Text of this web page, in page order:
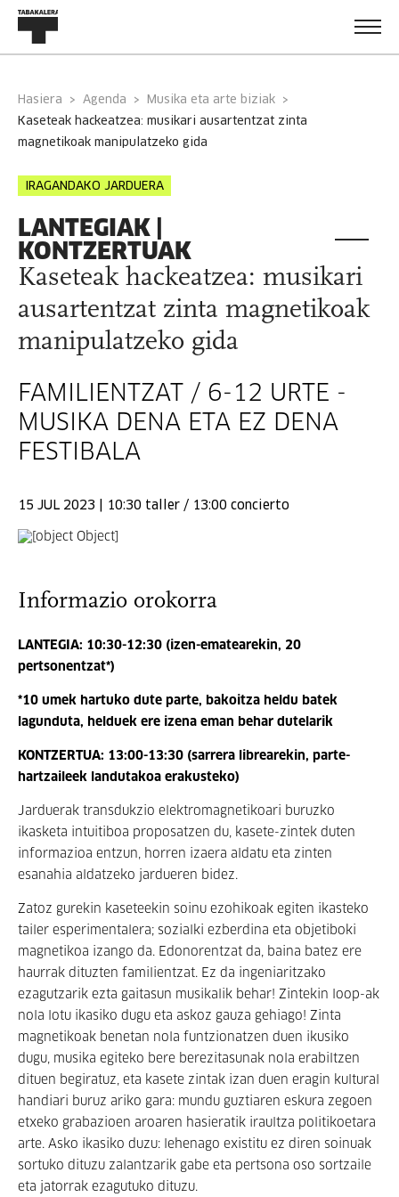
Hasiera Agenda
Musika eta arte biziak
kaseteak hackeatzea: musikari ausartentzat zinta
magnetikoak manipulatzeko gida
IRAGANDAKO JARDUERA
LANTEGIAK |
KONTZERTUAK
Kaseteak hackeatzea: musikari
ausartentzat zinta magnetikoak
manipulatzeko gida
FAMILIENTZAT / 6-12 URTE -
MUSIKA DENA ETA EZ DENA
FESTIBALA
15 JUL 2023 | 10:30 taller / 13:00 concierto
Informazio orokorra
LANTEGIA: 10:30-12:30 (izen-ematearekin, 20
pertsonentzat*)
*10 umek hartuko dute parte, bakoitza heldu batek
lagunduta, helduek ere izena eman behar dutelarik
KONTZERTUA: 13:00-13:30 (sarrera librearekin, parte-
hartzaileek landutakoa erakusteko)
Jarduerak transdukzio elektromagnetikoari buruzko
ikasketa intuitiboa proposatzen du, kasete-zintek duten
informazioa entzun, horren izaera aldatu eta zinten
esanahia aldatzeko jardueren bidez.
Zatoz gurekin kaseteekin soinu ezohikoak egiten ikasteko
tailer esperimentalera; sozialki ezberdina eta objetiboki
magnetikoa izango da. Edonorentzat da, baina batez ere
haurrak dituzten familientzat. Ez da ingeniaritzako
ezagutzarik ezta gaitasun musikalik behar! Zintekin loop-ak
nola lotu ikasiko dugu eta askoz gauza gehiago! Zinta
magnetikoak benetan nola funtzionatzen duen ikusiko
dugu, musika egiteko bere berezitasunak nola erabiltzen
dituen begiratuz, eta kasete zintak izan duen eragin kultural
handiari buruz ariko gara: mundu guztiaren eskura zegoen
etxeko grabazioen aroaren hasieratik iraultza politikoetara
arte. Asko ikasiko duzu: lehenago existitu ez diren soinuak
sortuko dituzu zalantzarik gabe eta pertsona oso sortzaile
eta jatorrak ezagutuko dituzu.